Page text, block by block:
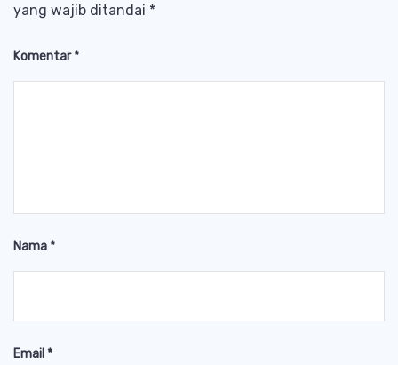
yang wajib ditandai *
Komentar*
Nama*
Email *